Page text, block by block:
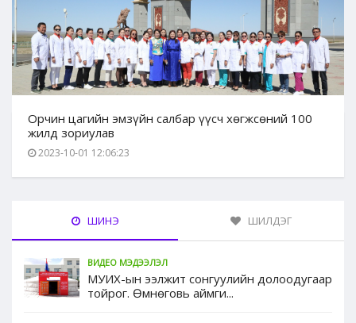
Орчин цагийн эмзүйн салбар үүсч хөгжсөний 100
жилд зориулав
2023-10-01 12:06:23
ШИНЭ ШИЛДЭГ
ВИДЕО МЭДЭЭЛЭЛ
МУИХ-ын ээлжит сонгуулийн долоодугаар
тойрог. Өмнөговь аймги...